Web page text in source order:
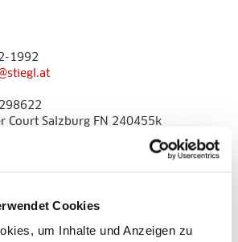
Cookies
um Inhalte und Anzeigen zu
1992
Court Salzburg FN 240455k